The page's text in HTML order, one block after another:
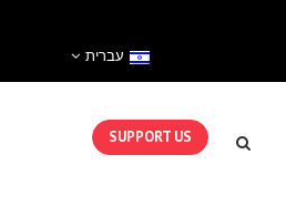
עברית
SUPPORT US